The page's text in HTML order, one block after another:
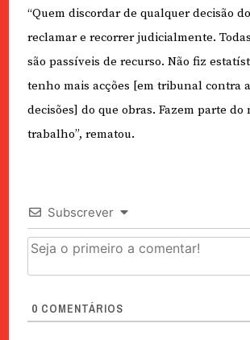
“Quem discordar de qualquer decisão
reclamar e recorrer judicialmente.
são passíveis de recurso. Não fiz
tenho mais acções [em tribunal contra
decisões] do que obras. Fazem parte do
trabalho”, rematou.
Subscrever
0 COMENTÁRIOS